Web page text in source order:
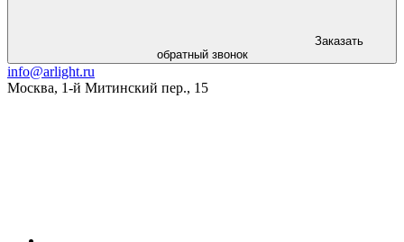
Заказать
обратный звонок
info@arlight.ru
Москва, 1-й Митинский пер., 15